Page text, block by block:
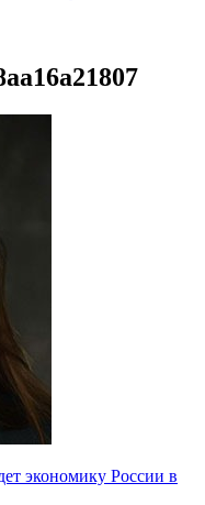
экономику России в